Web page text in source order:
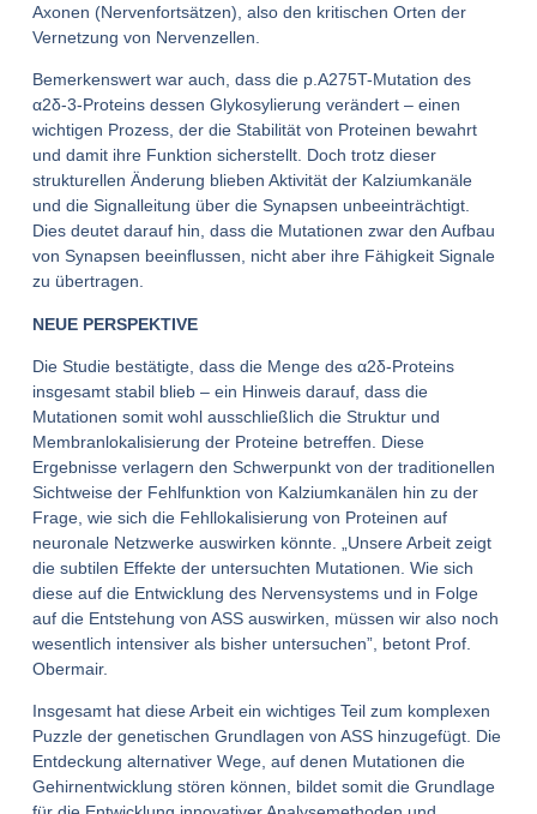
Axonen (Nervenfortsätzen), also den kritischen Orten der
Vernetzung von Nervenzellen.
Bemerkenswert war auch, dass die p.A275T-Mutation des
α2δ-3-Proteins dessen Glykosylierung verändert – einen
wichtigen Prozess, der die Stabilität von Proteinen bewahrt
und damit ihre Funktion sicherstellt. Doch trotz dieser
strukturellen Änderung blieben Aktivität der Kalziumkanäle
und die Signalleitung über die Synapsen unbeeinträchtigt.
Dies deutet darauf hin, dass die Mutationen zwar den Aufbau
von Synapsen beeinflussen, nicht aber ihre Fähigkeit Signale
zu übertragen.
NEUE PERSPEKTIVE
Die Studie bestätigte, dass die Menge des α2δ-Proteins
insgesamt stabil blieb – ein Hinweis darauf, dass die
Mutationen somit wohl ausschließlich die Struktur und
Membranlokalisierung der Proteine betreffen. Diese
Ergebnisse verlagern den Schwerpunkt von der traditionellen
Sichtweise der Fehlfunktion von Kalziumkanälen hin zu der
Frage, wie sich die Fehllokalisierung von Proteinen auf
neuronale Netzwerke auswirken könnte. „Unsere Arbeit zeigt
die subtilen Effekte der untersuchten Mutationen. Wie sich
diese auf die Entwicklung des Nervensystems und in Folge
auf die Entstehung von ASS auswirken, müssen wir also noch
wesentlich intensiver als bisher untersuchen”, betont Prof.
Obermair.
Insgesamt hat diese Arbeit ein wichtiges Teil zum komplexen
Puzzle der genetischen Grundlagen von ASS hinzugefügt. Die
Entdeckung alternativer Wege, auf denen Mutationen die
Gehirnentwicklung stören können, bildet somit die Grundlage